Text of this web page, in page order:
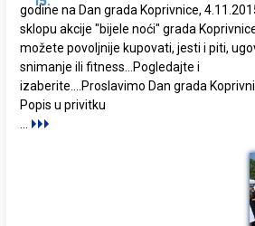
godine na Dan grada Koprivnice,
sklopu akcije "bijele noći" grada
možete povoljnije kupovati, jesti i piti,
snimanje ili fitness...Pogledajte i
izaberite....Proslavimo Dan grada
Popis u privitku